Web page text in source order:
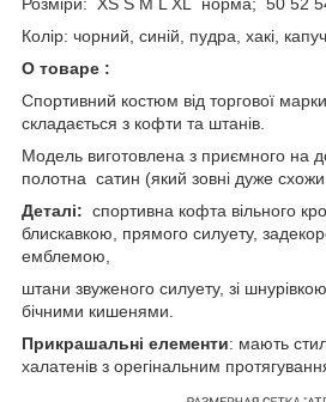
Колір: чорний, синій, пудра, хакі,
О товаре :
Спортивний костюм від торгової
складається з кофти та штанів.
Модель виготовлена з приємного на
полотна сатин (який зовні дуже
Деталі: спортивна кофта вільного
блискавкою, прямого силуету,
емблемою,
штани звуженого силуету, зі
бічними кишенями.
Прикрашальні елементи: мають
халатенів з орегінальним